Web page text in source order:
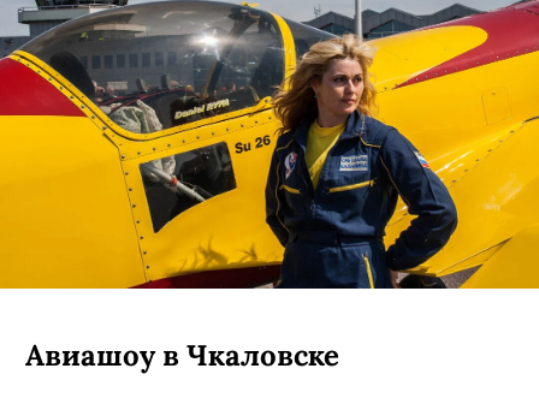
Авиашоу в Чкаловске